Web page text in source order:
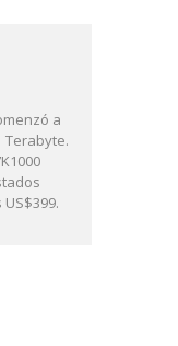
a
Terabyte.